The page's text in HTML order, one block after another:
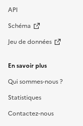
API
Schéma
Jeu de données
En savoir plus
Qui sommes-nous ?
Statistiques
Contactez-nous